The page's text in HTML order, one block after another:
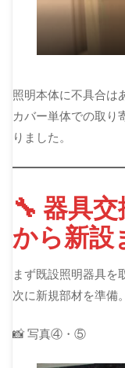
照明本体に不具合は
カバー単体での取り
りました。
🔧 器具
から新設
まず既設照明器具を
次に新規部材を準備。
📸 写真④・⑤